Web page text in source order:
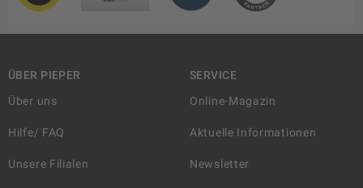
ÜBER PIEPER
Über uns
Hilfe/ FAQ
Unsere Filialen
SERVICE
Online-Magazin
Aktuelle Informationen
Newsletter